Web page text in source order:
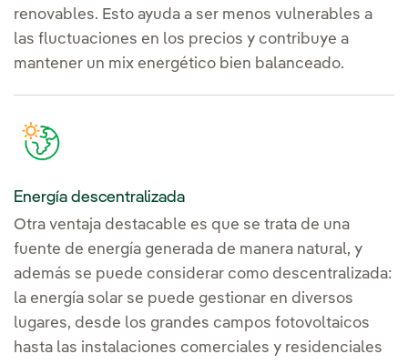
renovables. Esto ayuda a ser menos vulnerables a
las fluctuaciones en los precios y contribuye a
mantener un mix energético bien balanceado.
Energía descentralizada
Otra ventaja destacable es que se trata de una
fuente de energía generada de manera natural, y
además se puede considerar como descentralizada:
la energía solar se puede gestionar en diversos
lugares, desde los grandes campos fotovoltaicos
hasta las instalaciones comerciales y residenciales